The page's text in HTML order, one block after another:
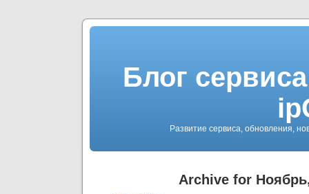
Блог
Развитие сервиса, обновления,
Archive for